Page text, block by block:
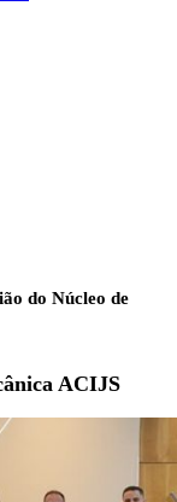
do Núcleo de
ACIJS